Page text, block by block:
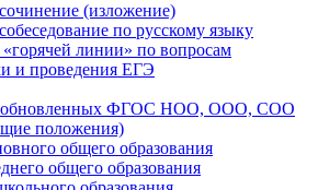
(изложение)
по русскому языку
линии» по вопросам
и проведения ЕГЭ
обновленных ФГОС НОО, ООО, СОО
положения)
общего образования
общего образования